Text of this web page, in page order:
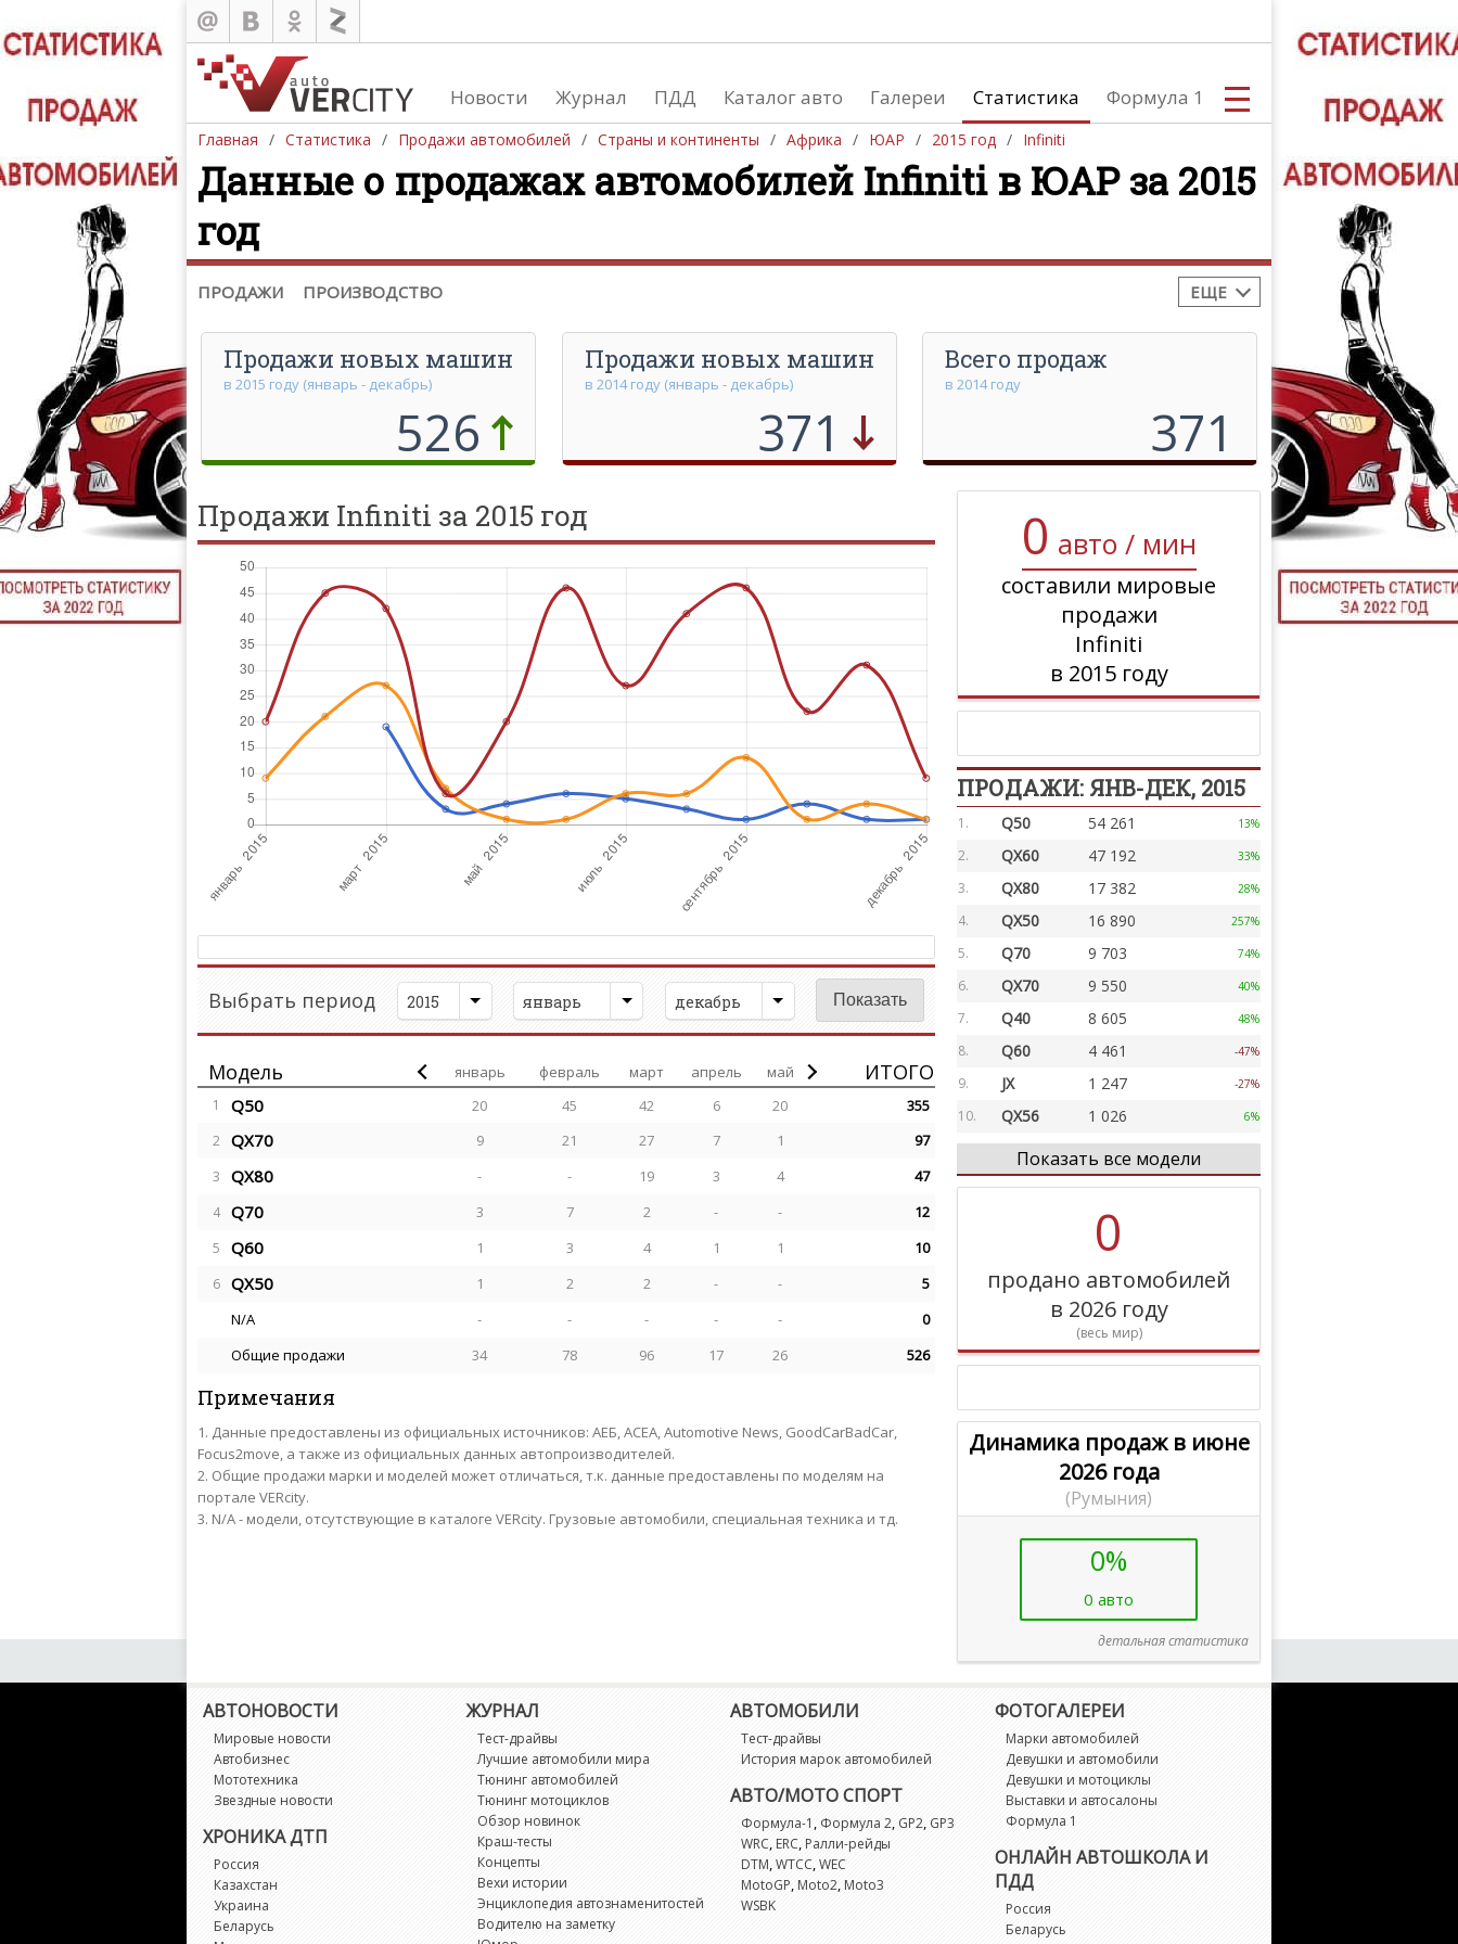
Новости Журнал ПДД Каталог авто Галереи Статистика Формула 1
ТЮНИНГ
ТЮНИНГ
Главная Статистика Продажи автомобилей Страны и континенты Африка ЮАР 2015 год Infiniti
Данные о продажах автомобилей Infiniti в ЮАР за 2015
год
ПРОДАЖИ ПРОИЗВОДСТВО ЕЩЕ
Продажа автомобилей
Европа
Азия
Северная Америка
Африка
Производство автомобилей
Азия
Африка
Австралия и Океания
Продажи новых машин
в 2015 году (январь - декабрь)
526
Продажи новых машин
в 2014 году (январь - декабрь)
371
Всего продаж
в 2014 году
371
Продажи Infiniti за 2015 год
Выбрать период 2015 январь декабрь
Модель январь февраль март апрель май ИТОГО
1 Q50 20 45 42 6 20 355
2 QX70 9 21 27 7 1 97
3 QX80 - - 19 3 4 47
4 Q70 3 7 2 - - 12
5 Q60 1 3 4 1 1 10
6 QX50 1 2 2 - -
5
N/A
- - - - -
0
Общие продажи
34 78 96 17 26 526
Примечания
Данные предоставлены из официальных источников: АЕБ, АСЕА, Automotive News, GoodCarBadCar,
Focus2move, а также из официальных данных автопроизводителей.
Общие продажи марки и моделей может отличаться, т.к. данные предоставлены по моделям на
портале VERcity.
N/A - модели, отсутствующие в каталоге VERcity. Грузовые автомобили, специальная техника и тд.
0 авто / мин
составили мировые
продажи
Infiniti
в 2015 году
ПРОДАЖИ: ЯНВ-ДЕК, 2015
1. Q50 54 261 13%
2. QX60 47 192 33%
3. QX80 17 382 28%
4. QX50 16 890 257%
5. Q70 9 703 74%
6. QX70 9 550 40%
7. Q40 8 605 48%
8. Q60 4 461 -47%
9. JX 1 247 -27%
10. QX56 1 026 6%
11. FX 664
12. EX 372
19
Показать все модели
0
продано автомобилей
в 2026 году
(весь мир)
Динамика продаж в июне
2026 года
(Румыния)
0%
0 авто
детальная статистика
АВТОНОВОСТИ
Мировые новости
Автобизнес
Мототехника
Звездные новости
ХРОНИКА ДТП
Россия
Казахстан
Украина
Беларусь
ЖУРНАЛ
Тест-драйвы
Лучшие автомобили мира
Тюнинг автомобилей
Тюнинг мотоциклов
Обзор новинок
Краш-тесты
Концепты
Вехи истории
Энциклопедия автознаменитостей
Водителю на заметку
АВТОМОБИЛИ
Тест-драйвы
История марок автомобилей
АВТО/МОТО СПОРТ
Формула-1 , Формула 2, GP2, GP3
WRC,ERC,Ралли-рейды
DTM,WTCC,WEC
MotoGP,Moto2,Moto3
WSBK
ФОТОГАЛЕРЕИ
Марки автомобилей
Девушки и автомобили
Девушки и мотоциклы
Выставки и автосалоны
Формула 1
ОНЛАЙН АВТОШКОЛА И
ПДД
Россия
Беларусь